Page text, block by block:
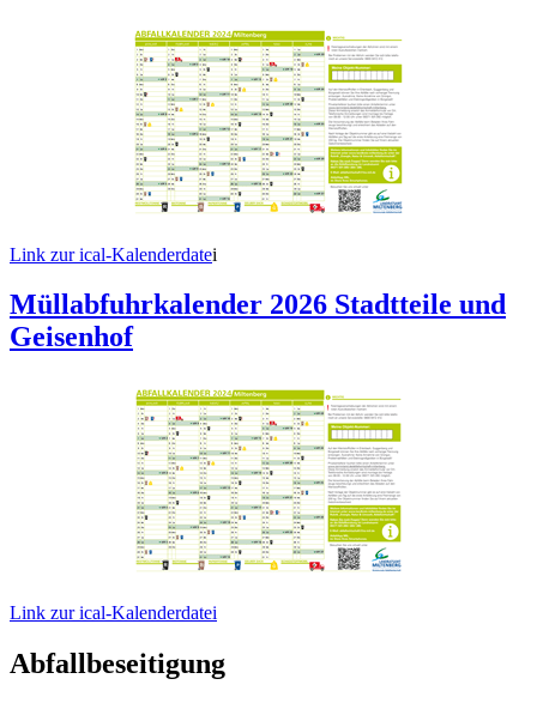
Link zur ical-Kalenderdatei
Müllabfuhrkalender 2026 Stadtteile und
Geisenhof
Link zur ical-Kalenderdatei
Abfallbeseitigung